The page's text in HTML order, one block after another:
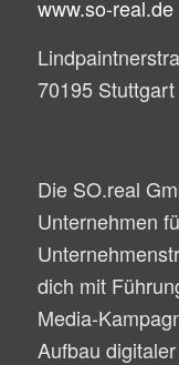
www.so-real.de
70195 Stuttgart
Die SO.real
Unternehmen
dich mit
Media-
Aufbau